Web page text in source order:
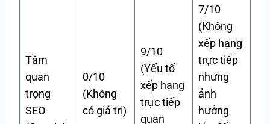
Tầm
quan
trọng
SEO
0/10
(Không
có giá trị)
9/10
(Yếu tố
xếp hạng
trực tiếp
quan
7/10
(Không
xếp hạng
trực tiếp
nhưng
ảnh
hưởng